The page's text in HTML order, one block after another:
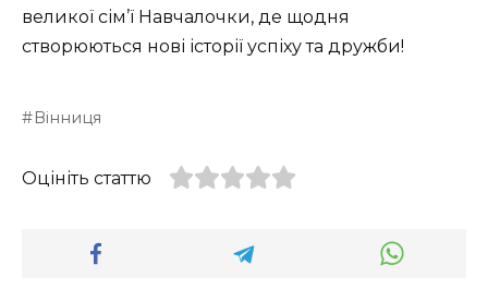
великої сім’ї Навчалочки, де щодня
створюються нові історії успіху та дружби!
Вінниця
Оцініть статтю